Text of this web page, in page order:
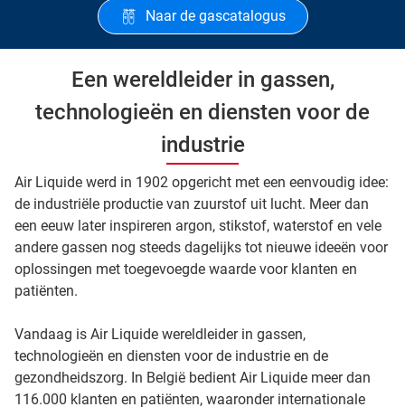
Naar de gascatalogus
Een wereldleider in gassen,
technologieën en diensten voor de
industrie
Air Liquide werd in 1902 opgericht met een eenvoudig idee:
de industriële productie van zuurstof uit lucht. Meer dan
een eeuw later inspireren argon, stikstof, waterstof en vele
andere gassen nog steeds dagelijks tot nieuwe ideeën voor
oplossingen met toegevoegde waarde voor klanten en
patiënten.
Vandaag is Air Liquide wereldleider in gassen,
technologieën en diensten voor de industrie en de
gezondheidszorg. In België bedient Air Liquide meer dan
116.000 klanten en patiënten, waaronder internationale